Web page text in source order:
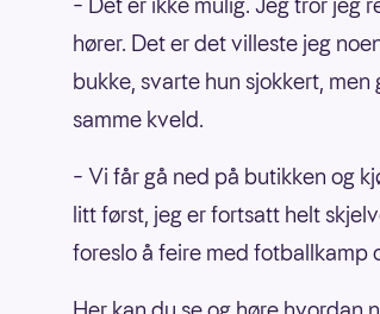
hører. Det er det villeste jeg
bukke, svarte hun sjokkert,
samme kveld.
– Vi får gå ned på butikken og
litt først, jeg er fortsatt helt
foreslo å feire med fotballkamp